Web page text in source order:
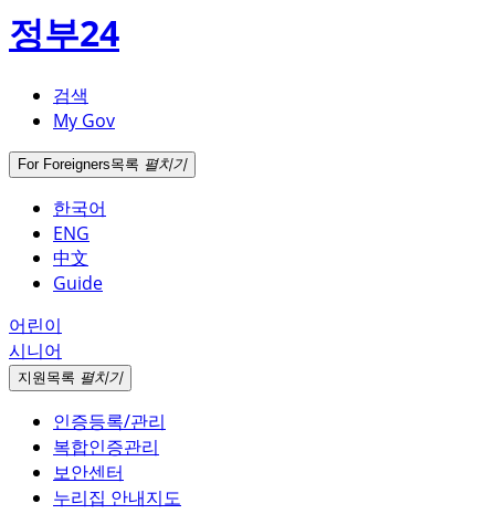
정부24
검색
My Gov
For Foreigners목록 펼치기
한국어
ENG
中文
Guide
어린이
시니어
지원 목록 펼치기
인증등록/관리
복합인증관리
보안센터
누리집 안내지도